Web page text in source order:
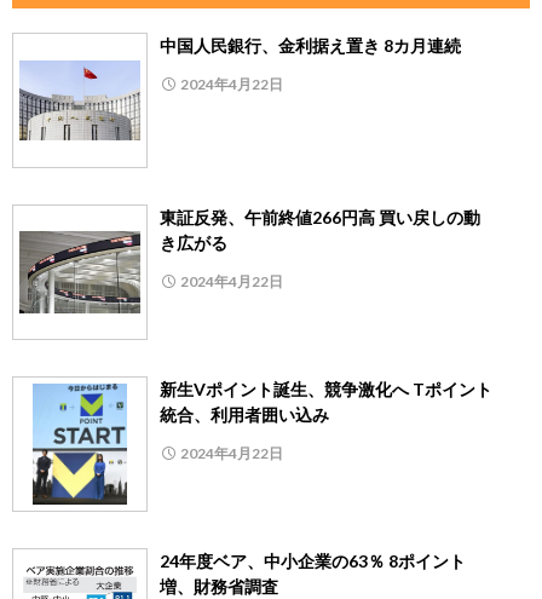
中国人民銀行、金利据え置き 8カ月連続
2024年4月22日
東証反発、午前終値266円高 買い戻しの動
き広がる
2024年4月22日
新生Vポイント誕生、競争激化へ Tポイント
統合、利用者囲い込み
2024年4月22日
24年度ベア、中小企業の63％ 8ポイント
増、財務省調査